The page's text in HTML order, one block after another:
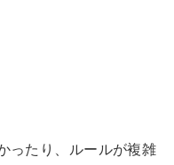
ったり、ルールが複雑